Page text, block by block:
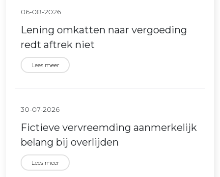
06-08-2026
Lening omkatten naar vergoeding
redt aftrek niet
Lees meer
30-07-2026
Fictieve vervreemding aanmerkelijk
belang bij overlijden
Lees meer